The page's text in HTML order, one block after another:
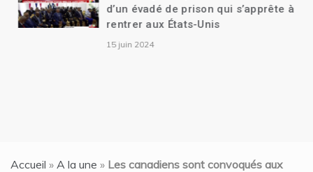
d’un évadé de prison qui s’apprête à
rentrer aux États-Unis
15 juin 2024
Accueil » A la une » Les canadiens sont convoqués aux